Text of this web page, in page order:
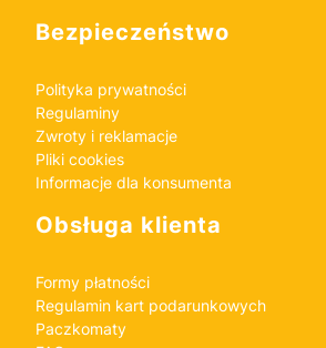
Bezpieczeństwo
Polityka prywatności
Regulaminy
Zwroty i reklamacje
Pliki cookies
Informacje dla konsumenta
Obsługa klienta
Formy płatności
Regulamin kart podarunkowych
Paczkomaty